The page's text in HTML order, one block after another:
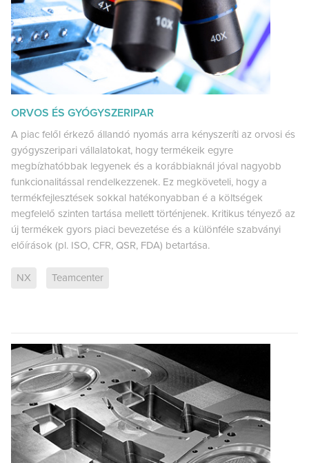
ORVOS ÉS GYÓGYSZERIPAR
A piac felől érkező állandó nyomás arra kényszeríti az orvosi és
gyógyszeripari vállalatokat, hogy termékeik egyre
megbízhatóbbak legyenek és a korábbiaknál jóval nagyobb
funkcionalitással rendelkezzenek. Ez megköveteli, hogy a
termékfejlesztések sokkal hatékonyabban é a költségek
megfelelő szinten tartása mellett történjenek. Kritikus tényező az
új termékek gyors piaci bevezetése és a különféle szabványi
előírások (pl. ISO, CFR, QSR, FDA) betartása.
NX Teamcenter